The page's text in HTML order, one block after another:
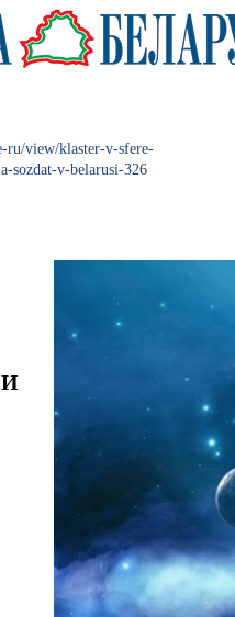
ru/view/klaster-v-sfere-
sozdat-v-belarusi-326